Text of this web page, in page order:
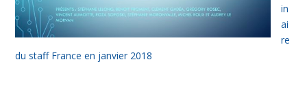
in
ai
re
du staff France en janvier 2018